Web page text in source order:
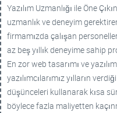
Yazılım Uzmanlığı ile Öne
uzmanlık ve deneyim
firmamızda çalışan
az beş yıllık deneyime sahip
En zor web tasarımı ve
yazılımcılarımız yılların
düşünceleri kullanarak kısa
böylece fazla maliyetten